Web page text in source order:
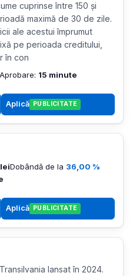
cuprinse între 150 și
maximă de 30 de zile.
ale acestui împrumut
pe perioada creditului,
în con
Aprobare: 15 minute
Aplică PUBLICITATE
Dobândă de la 36,00 %
Aplică PUBLICITATE
lansat în 2024.